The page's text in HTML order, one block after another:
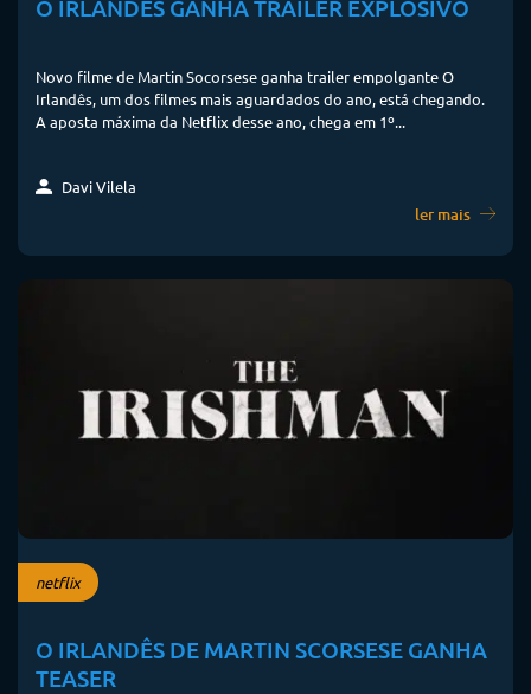
O IRLANDÊS GANHA TRAILER EXPLOSIVO
Novo filme de Martin Socorsese ganha trailer empolgante O
Irlandês, um dos filmes mais aguardados do ano, está chegando.
A aposta máxima da Netflix desse ano, chega em 1º...
Davi Vilela
ler mais
netflix
O IRLANDÊS DE MARTIN SCORSESE GANHA
TEASER